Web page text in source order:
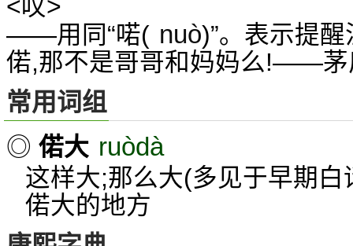
<叹>
——用同“喏( nuò)”。表示提醒
偌,那不是哥哥和妈妈么!——茅
常用词组
◎ 偌大 ruòdà
这样大;那么大(多见于早期白
偌大的地方